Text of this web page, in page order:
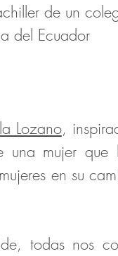
de un
del Ecuador
Lozano,
mujer que
en su
todas nos